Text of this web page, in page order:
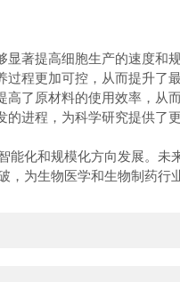
提高细胞生产的速度和规
更加可控，从而提升了最
原材料的使用效率，从而
进程，为科学研究提供了更
和规模化方向发展。未
为生物医学和生物制药行